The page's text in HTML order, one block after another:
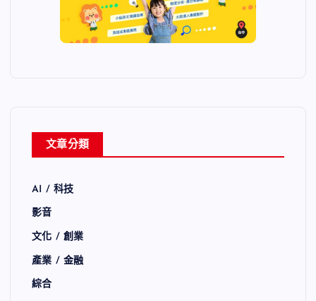
文章分類
AI / 科技
影音
文化 / 創業
產業 / 金融
綜合